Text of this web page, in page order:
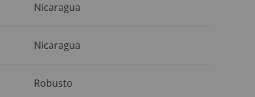
Nicaragua
Nicaragua
Robusto